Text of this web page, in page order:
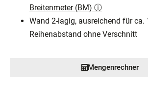
Breitenmeter (BM) ⓘ
Wand 2-lagig, ausreichend für ca.
Reihenabstand ohne Verschnitt
Mengenrechner